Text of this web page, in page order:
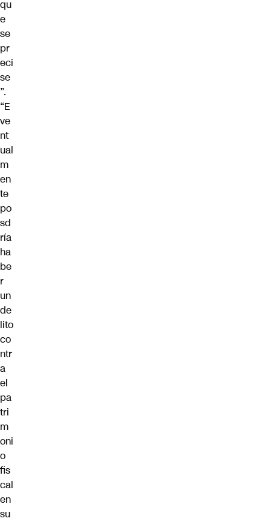
qu
e
se
pr
eci
se
”.
“E
ve
nt
ual
m
en
te
po
sd
ría
ha
be
r
un
de
lito
co
ntr
a
el
pa
tri
m
oni
o
fis
cal
en
su